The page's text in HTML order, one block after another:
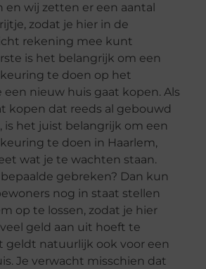
en wij zetten er een aantal
zodat je hier in de
rekening mee kunt
is het belangrijk om een
te doen op het
nieuw huis gaat kopen. Als
kopen dat reeds al gebouwd
is het juist belangrijk om een
te doen in Haarlem,
wat je te wachten staan.
gebreken? Dan kun
nog in staat stellen
op te lossen, zodat je hier
geld aan uit hoeft te
geldt natuurlijk ook voor een
Je verwacht misschien dat